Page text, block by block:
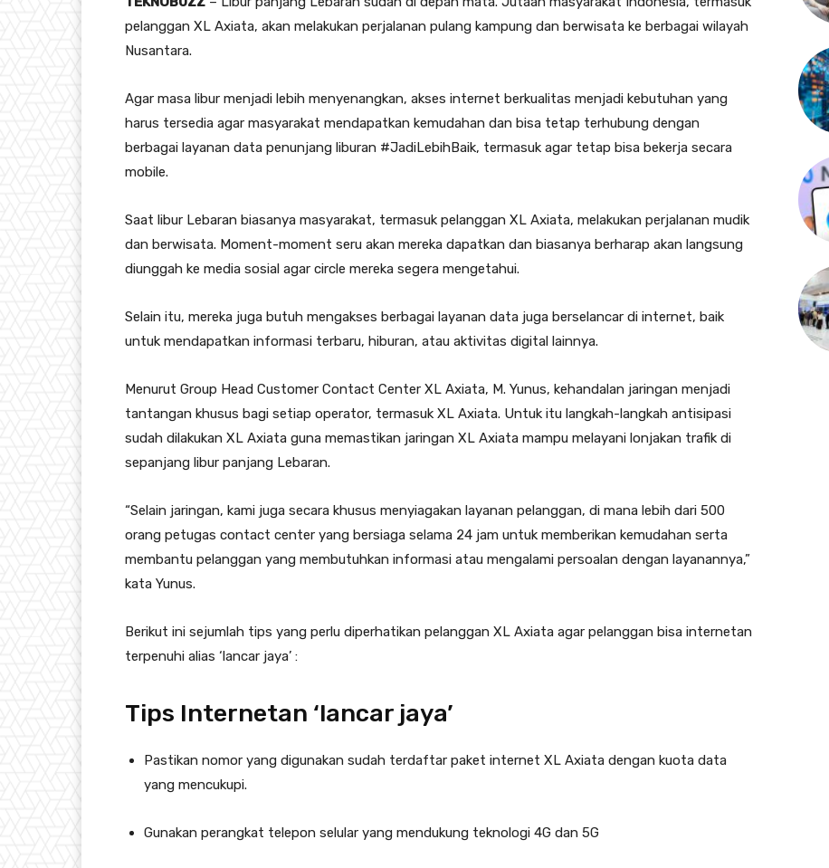
pelanggan XL Axiata, akan melakukan perjalanan pulang kampung dan berwisata ke berbagai wilayah
Nusantara.
Agar masa libur menjadi lebih menyenangkan, akses internet berkualitas menjadi kebutuhan yang
harus tersedia agar masyarakat mendapatkan kemudahan dan bisa tetap terhubung dengan
berbagai layanan data penunjang liburan #JadiLebihBaik, termasuk agar tetap bisa bekerja secara
mobile.
Saat libur Lebaran biasanya masyarakat, termasuk pelanggan XL Axiata, melakukan perjalanan mudik
dan berwisata. Moment-moment seru akan mereka dapatkan dan biasanya berharap akan langsung
diunggah ke media sosial agar circle mereka segera mengetahui.
Selain itu, mereka juga butuh mengakses berbagai layanan data juga berselancar di internet, baik
untuk mendapatkan informasi terbaru, hiburan, atau aktivitas digital lainnya.
Menurut Group Head Customer Contact Center XL Axiata, M. Yunus, kehandalan jaringan menjadi
tantangan khusus bagi setiap operator, termasuk XL Axiata. Untuk itu langkah-langkah antisipasi
sudah dilakukan XL Axiata guna memastikan jaringan XL Axiata mampu melayani lonjakan trafik di
sepanjang libur panjang Lebaran.
“Selain jaringan, kami juga secara khusus menyiagakan layanan pelanggan, di mana lebih dari 500
orang petugas contact center yang bersiaga selama 24 jam untuk memberikan kemudahan serta
membantu pelanggan yang membutuhkan informasi atau mengalami persoalan dengan layanannya,”
kata Yunus.
Berikut ini sejumlah tips yang perlu diperhatikan pelanggan XL Axiata agar pelanggan bisa internetan
terpenuhi alias ‘lancar jaya’ :
Tips Internetan ‘lancar jaya’
Pastikan nomor yang digunakan sudah terdaftar paket internet XL Axiata dengan kuota data
yang mencukupi.
Gunakan perangkat telepon selular yang mendukung teknologi 4G dan 5G